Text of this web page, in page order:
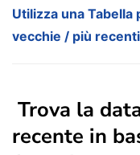
Utilizza una
vecchie / più
Trova la
recente in